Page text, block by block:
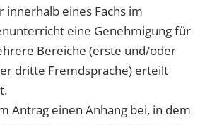
innerhalb eines Fachs im
eine Genehmigung für
Bereiche (erste und/oder
dritte Fremdsprache) erteilt
Antrag einen Anhang bei, in dem